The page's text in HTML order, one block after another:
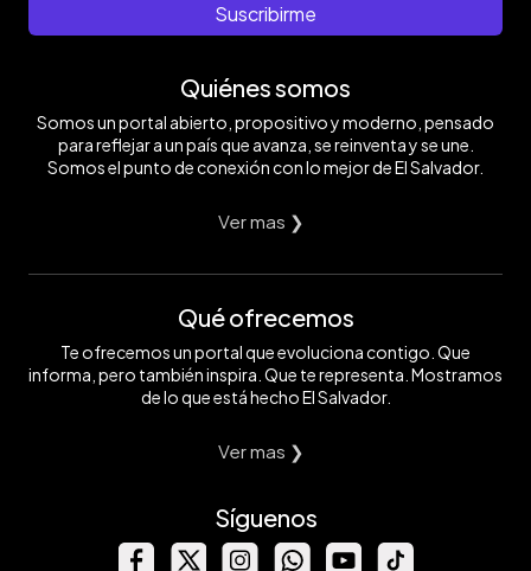
Suscribirme
Quiénes somos
Somos un portal abierto, propositivo y moderno, pensado
para reflejar a un país que avanza, se reinventa y se une.
Somos el punto de conexión con lo mejor de El Salvador.
Ver mas ❯
Qué ofrecemos
Te ofrecemos un portal que evoluciona contigo. Que
informa, pero también inspira. Que te representa. Mostramos
de lo que está hecho El Salvador.
Ver mas ❯
Síguenos